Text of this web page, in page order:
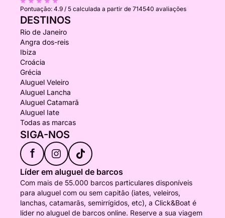
Pontuação: 4.9 / 5 calculada a partir de 714540 avaliações
DESTINOS
Rio de Janeiro
Angra dos-reis
Ibiza
Croácia
Grécia
Aluguel Veleiro
Aluguel Lancha
Aluguel Catamarã
Aluguel Iate
Todas as marcas
SIGA-NOS
f
Líder em aluguel de barcos
Com mais de 55.000 barcos particulares disponíveis
para aluguel com ou sem capitão (iates, veleiros,
lanchas, catamarãs, semirrígidos, etc), a Click&Boat é
líder no aluguel de barcos online. Reserve a sua viagem